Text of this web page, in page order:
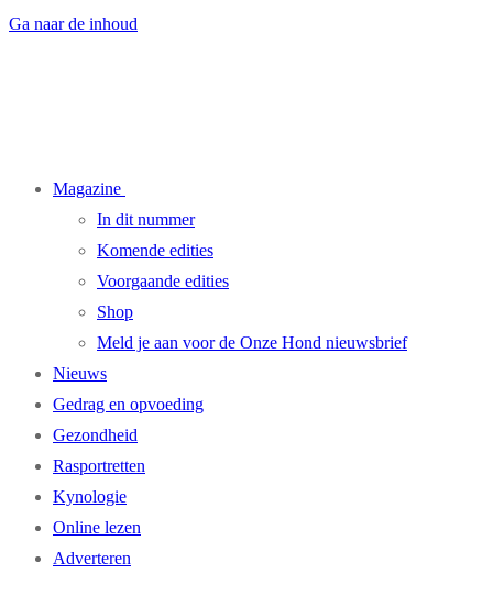
Ga naar de inhoud
Magazine
In dit nummer
Komende edities
Voorgaande edities
Shop
Meld je aan voor de Onze Hond nieuwsbrief
Nieuws
Gedrag en opvoeding
Gezondheid
Rasportretten
Kynologie
Online lezen
Adverteren